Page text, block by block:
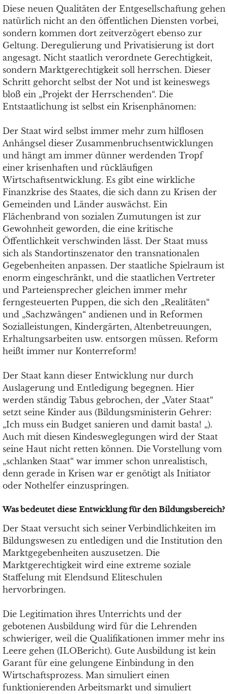
Diese neuen Qualitäten der Entgesellschaftung gehen
natürlich nicht an den öffentlichen Diensten vorbei,
sondern kommen dort zeitverzögert ebenso zur
Geltung. Deregulierung und Privatisierung ist dort
angesagt. Nicht staatlich verordnete Gerechtigkeit,
sondern Marktgerechtigkeit soll herrschen. Dieser
Schritt gehorcht selbst der Not und ist keineswegs
bloß ein „Projekt der Herrschenden“. Die
Entstaatlichung ist selbst ein Krisenphänomen:
Der Staat wird selbst immer mehr zum hilflosen
Anhängsel dieser Zusammenbruchsentwicklungen
und hängt am immer dünner werdenden Tropf
einer krisenhaften und rückläufigen
Wirtschaftsentwicklung. Es gibt eine wirkliche
Finanzkrise des Staates, die sich dann zu Krisen der
Gemeinden und Länder auswächst. Ein
Flächenbrand von sozialen Zumutungen ist zur
Gewohnheit geworden, die eine kritische
Öffentlichkeit verschwinden lässt. Der Staat muss
sich als Standortinszenator den transnationalen
Gegebenheiten anpassen. Der staatliche Spielraum ist
enorm eingeschränkt, und die staatlichen Vertreter
und Parteiensprecher gleichen immer mehr
ferngesteuerten Puppen, die sich den „Realitäten“
und „Sachzwängen“ andienen und in Reformen
Sozialleistungen, Kindergärten, Altenbetreuungen,
Erhaltungsarbeiten usw. entsorgen müssen. Reform
heißt immer nur Konterreform!
Der Staat kann dieser Entwicklung nur durch
Auslagerung und Entledigung begegnen. Hier
werden ständig Tabus gebrochen, der „Vater Staat“
setzt seine Kinder aus (Bildungsministerin Gehrer:
„Ich muss ein Budget sanieren und damit basta! „).
Auch mit diesen Kindesweglegungen wird der Staat
seine Haut nicht retten können. Die Vorstellung vom
„schlanken Staat“ war immer schon unrealistisch,
denn gerade in Krisen war er genötigt als Initiator
oder Nothelfer einzuspringen.
Was bedeutet diese Entwicklung für den Bildungsbereich?
Der Staat versucht sich seiner Verbindlichkeiten im
Bildungswesen zu entledigen und die Institution den
Marktgegebenheiten auszusetzen. Die
Marktgerechtigkeit wird eine extreme soziale
Staffelung mit Elendsund Eliteschulen
hervorbringen.
Die Legitimation ihres Unterrichts und der
gebotenen Ausbildung wird für die Lehrenden
schwieriger, weil die Qualifikationen immer mehr ins
Leere gehen (ILOBericht). Gute Ausbildung ist kein
Garant für eine gelungene Einbindung in den
Wirtschaftsprozess. Man simuliert einen
funktionierenden Arbeitsmarkt und simuliert